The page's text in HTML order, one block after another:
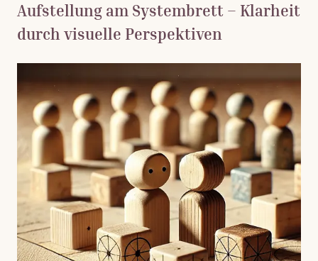
Aufstellung am Systembrett – Klarheit
durch visuelle Perspektiven